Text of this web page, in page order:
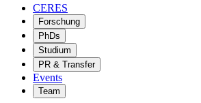
CERES
Forschung
PhDs
Studium
PR & Transfer
Events
Team